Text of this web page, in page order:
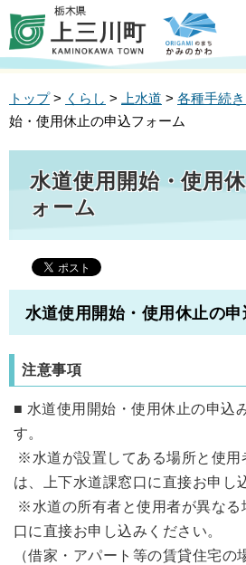
トップ> くらし > 上水道 > 各種手続
始・使用休止の申込フォーム
水道使用開始・使用
ォーム
水道使用開始・使用休止の
注意事項
■ 水道使用開始・使用休止の申込
す。
※水道が設置してある場所と使用
は、上下水道課窓口に直接お申し
※水道の所有者と使用者が異なる
口に直接お申し込みください。
（借家・アパート等の賃貸住宅の